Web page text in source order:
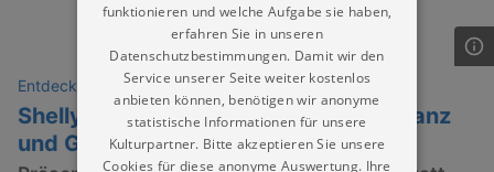
Entdeckungen
Shelly und Kelly – Ein Musical voller Tanz
und Gefühl
funktionieren und welche Aufgabe sie haben,
erfahren Sie in unseren
Datenschutzbestimmungen. Damit wir den
Service unserer Seite weiter kostenlos
anbieten können, benötigen wir anonyme
statistische Informationen für unsere
Kulturpartner. Bitte akzeptieren Sie unsere
Cookies für diese anonyme Auswertung. Ihre